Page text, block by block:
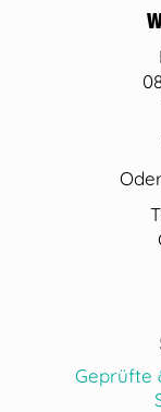
Geprüfte